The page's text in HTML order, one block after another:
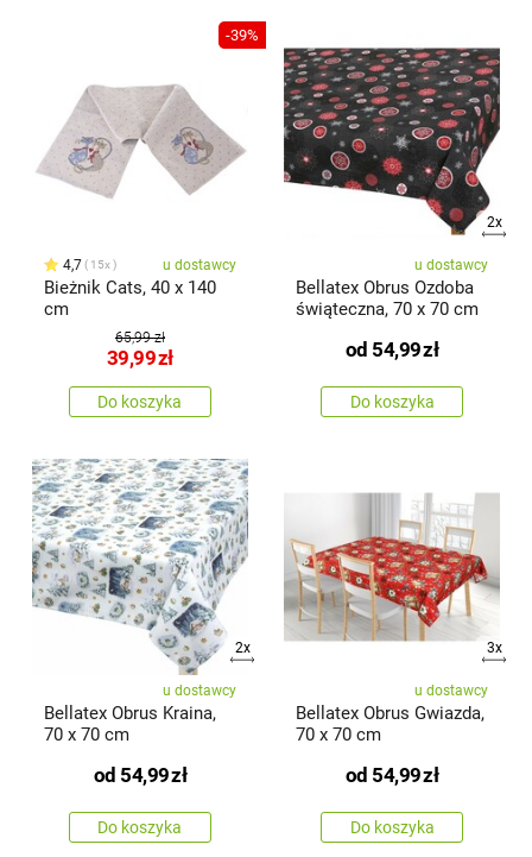
-39%
4,7 15x u dostawcy
Bieżnik Cats, 40 x 140
cm
65,99 zł
39,99zł
Do koszyka
2x
u dostawcy
Bellatex Obrus Ozdoba
świąteczna, 70 x 70 cm
od 54,99zł
Do koszyka
2x
u dostawcy
Bellatex Obrus Kraina,
70 x 70 cm
od 54,99zł
Do koszyka
3x
u dostawcy
Bellatex Obrus Gwiazda,
70 x 70 cm
od 54,99zł
Do koszyka